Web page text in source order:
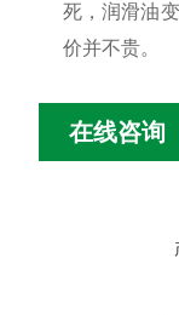
死，润滑油
价并不贵。
在线咨询